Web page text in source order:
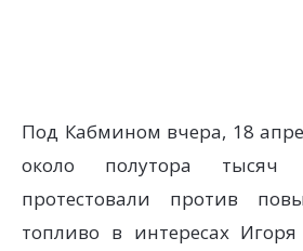
Под Кабмином вчера, 18
около полутора тысяч
протестовали против
топливо в интересах